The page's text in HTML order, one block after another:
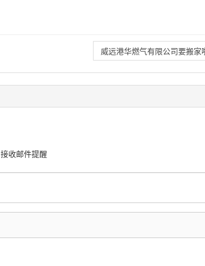
威远港华燃气有限公司要搬家
接收邮件提醒